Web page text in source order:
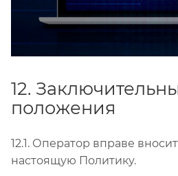
12.
положения
12.1. Оператор вправе
настоящую Политику.